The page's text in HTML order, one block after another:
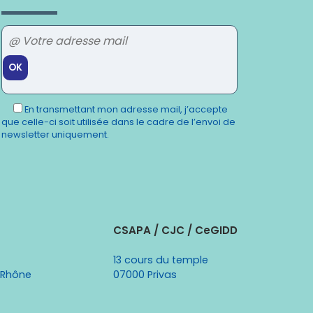
Veuillez
laisser
ce
champ
En transmettant mon adresse mail, j’accepte
que celle-ci soit utilisée dans le cadre de l’envoi de
newsletter uniquement.
CSAPA / CJC / CeGIDD
13 cours du temple
07000 Privas